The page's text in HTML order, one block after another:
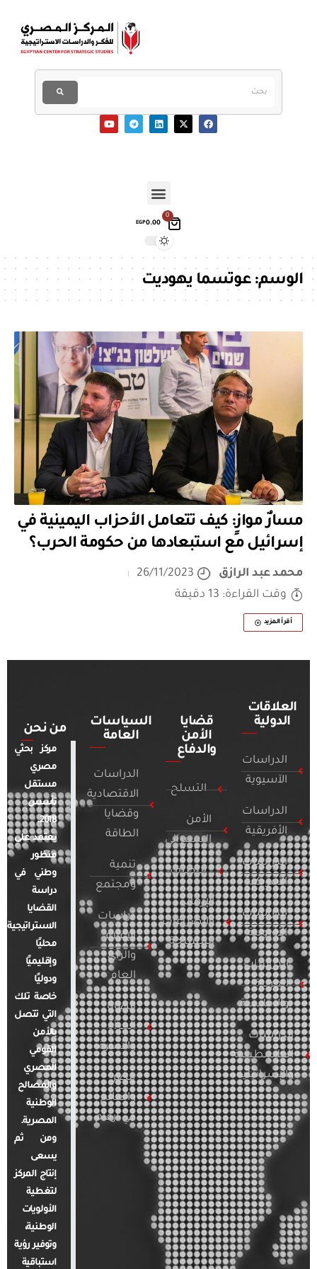
0
EGP0.00
الوسم:عوتسما يهوديت
مسارٌ موازٍ: كيف تتعامل الأحزاب اليمينية في
إسرائيل مع استبعادها من حكومة الحرب؟
محمد عبد الرازق
26/11/2023
وقت القراءة: 13 دقيقة
أقرأ المزيد
العلاقات
الدولية
الدراسات
الآسيوية
الدراسات
الأفريقية
الدراسات
الأمريكية
الدراسات
الأوروبية
الدراسات
العربية
والإقليمية
الدراسات
الفلسطينية
والإسرائيلية
قضايا
الأمن
والدفاع
التسلح
الأمن
السيبراني
التطرف
الإرهاب
والصراعات
المسلحة
السياسات
العامة
الدراسات
الاقتصادية
وقضايا
الطاقة
تنمية
ومجتمع
دراسات
الإعلام
والرأي
العام
قضايا
المرأة
والأسرة
مصر
والعالم
في أرقام
من نحن
مركز بحثي
مصري
مستقل
تأسس
2018.
يعتمد على
منظور
وطني في
دراسة
القضايا
الاستراتيجية
محليًا
وإقليميًا
ودوليًا
خاصة تلك
التي تتصل
بالأمن
القومي
المصري
والمصالح
الوطنية
المصرية.
ومن ثم
يسعى
إنتاج المركز
لتغطية
الأولويات
الوطنية،
وتوفير رؤية
استباقية